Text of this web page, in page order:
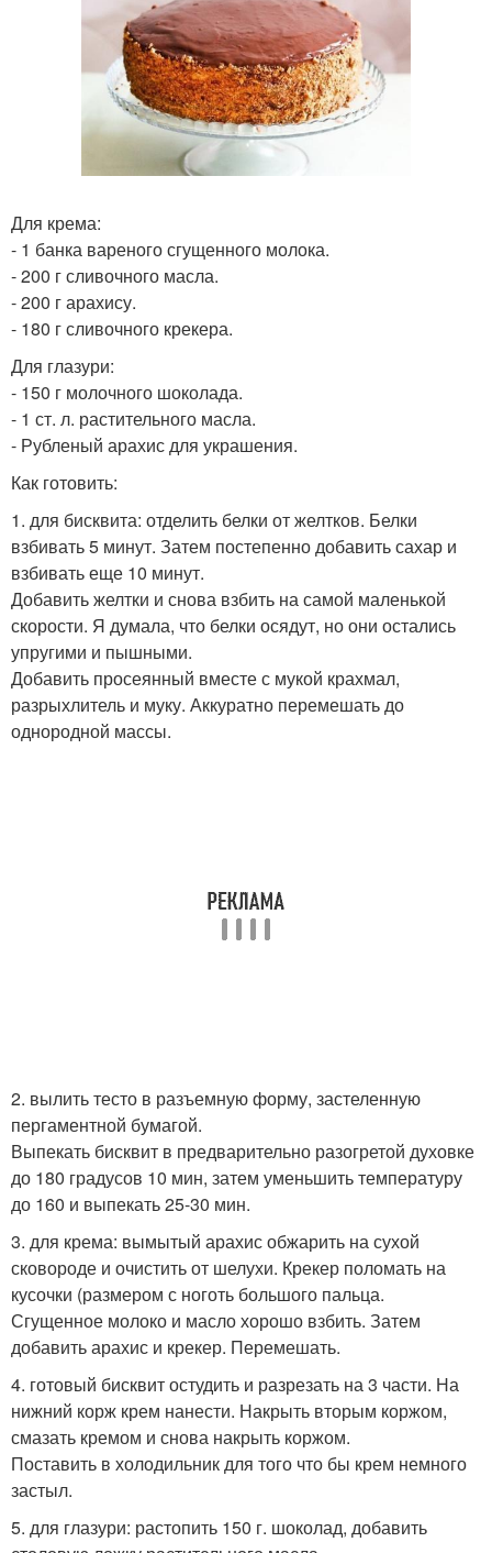
Для крема:
- 1 банка вареного сгущенного молока.
- 200 г сливочного масла.
- 200 г арахису.
- 180 г сливочного крекера.
Для глазури:
- 150 г молочного шоколада.
- 1 ст. л. растительного масла.
- Рубленый арахис для украшения.
Как готовить:
1. для бисквита: отделить белки от желтков. Белки
взбивать 5 минут. Затем постепенно добавить сахар и
взбивать еще 10 минут.
Добавить желтки и снова взбить на самой маленькой
скорости. Я думала, что белки осядут, но они остались
упругими и пышными.
Добавить просеянный вместе с мукой крахмал,
разрыхлитель и муку. Аккуратно перемешать до
однородной массы.
2. вылить тесто в разъемную форму, застеленную
пергаментной бумагой.
Выпекать бисквит в предварительно разогретой духовке
до 180 градусов 10 мин, затем уменьшить температуру
до 160 и выпекать 25-30 мин.
3. для крема: вымытый арахис обжарить на сухой
сковороде и очистить от шелухи. Крекер поломать на
кусочки (размером с ноготь большого пальца.
Сгущенное молоко и масло хорошо взбить. Затем
добавить арахис и крекер. Перемешать.
4. готовый бисквит остудить и разрезать на 3 части. На
нижний корж крем нанести. Накрыть вторым коржом,
смазать кремом и снова накрыть коржом.
Поставить в холодильник для того что бы крем немного
застыл.
5. для глазури: растопить 150 г. шоколад, добавить